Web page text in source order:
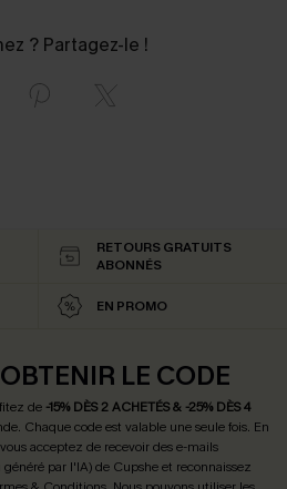
? Partagez-le !
RETOURS GRATUITS
ABONNÉS
EN PROMO
LE CODE
de -15% DÈS 2 ACHETÉS & -25% DÈS 4
Chaque code est valable une seule fois. En
acceptez de recevoir des e-mails
par l'IA) de Cupshe et reconnaissez